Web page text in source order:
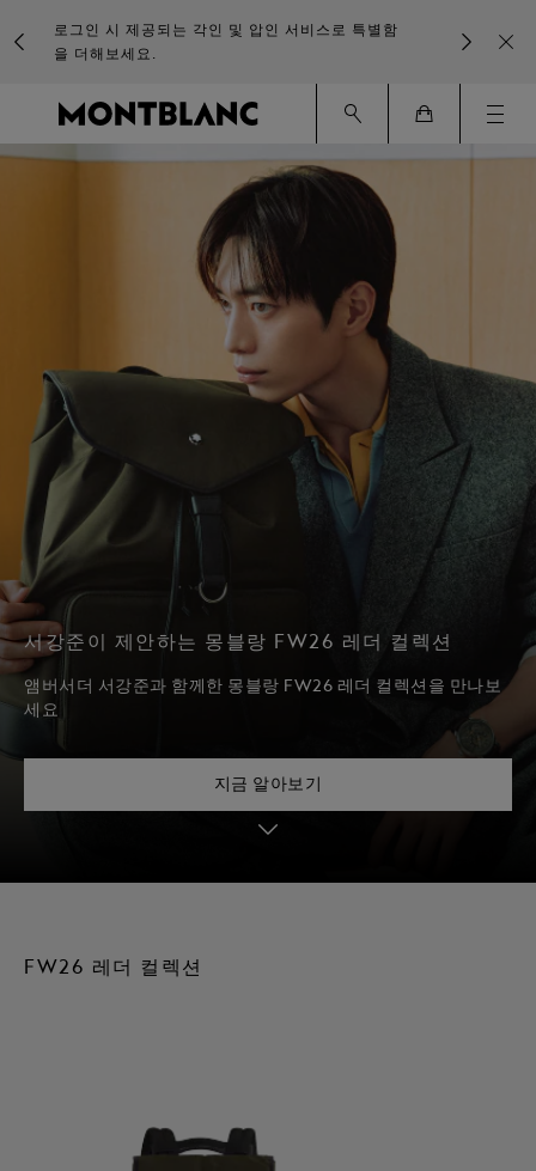
로그인 시 제공되는 각인 및 압인 서비스로 특별함
을 더해보세요.
서강준이 제안하는 몽블랑 FW26 레더 컬렉션
앰버서더 서강준과 함께한 몽블랑 FW26 레더 컬렉션을 만나보
세요
지금 알아보기
FW26 레더 컬렉션